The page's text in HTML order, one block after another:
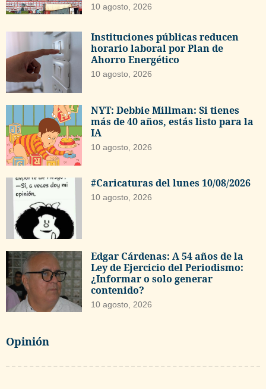
10 agosto, 2026
Instituciones públicas reducen
horario laboral por Plan de
Ahorro Energético
10 agosto, 2026
NYT: Debbie Millman: Si tienes
más de 40 años, estás listo para la
IA
10 agosto, 2026
#Caricaturas del lunes 10/08/2026
10 agosto, 2026
Edgar Cárdenas: A 54 años de la
Ley de Ejercicio del Periodismo:
¿Informar o solo generar
contenido?
10 agosto, 2026
Opinión